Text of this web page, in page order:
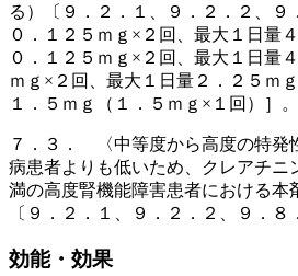
る）〔９．２．１、９．２．２、
０．１２５ｍｇ×２回、最大１日量
０．１２５ｍｇ×２回、最大１日量
ｍｇ×２回、最大１日量２．２５ｍ
１．５ｍｇ（１．５ｍｇ×１回）］。
７．３． 〈中等度から高度の特発
病患者よりも低いため、クレアチ
満の高度腎機能障害患者における
〔９．２．１、９．２．２、９．８
効能・効果